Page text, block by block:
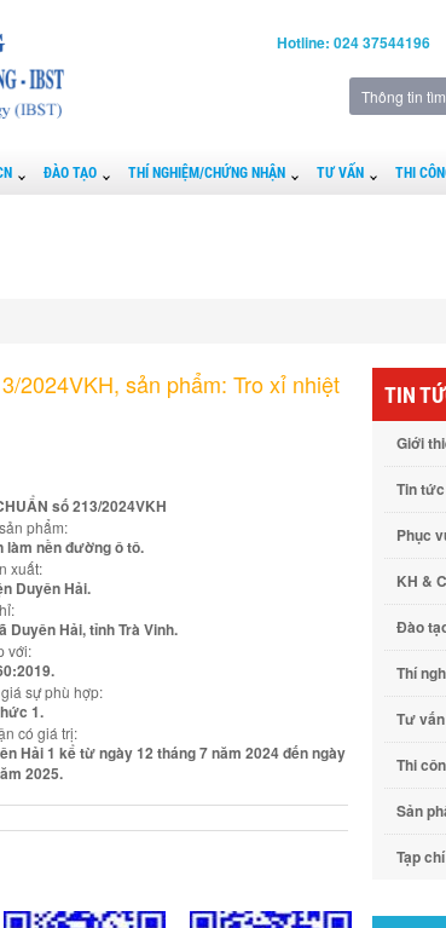
Hotline: 024 37544196
ĐÀO TẠO THÍ NGHIỆM/CHỨNG NHẬN TƯ VẤN THI
2024VKH, sản phẩm: Tro xỉ nhiệt
số 213/2024VKH
phẩm:
làm nền đường ô tô.
xuất:
Duyên Hải.
Duyên Hải, tỉnh Trà Vinh.
với:
sự phù hợp:
1.
có giá trị:
Hải 1 kể từ ngày 12 tháng 7 năm 2024 đến ngày
2025.
TIN
Giới
Tin tức
Phục
KH &
Đào
Thí
Tư vấn
Thi
Sản
Tạp chí